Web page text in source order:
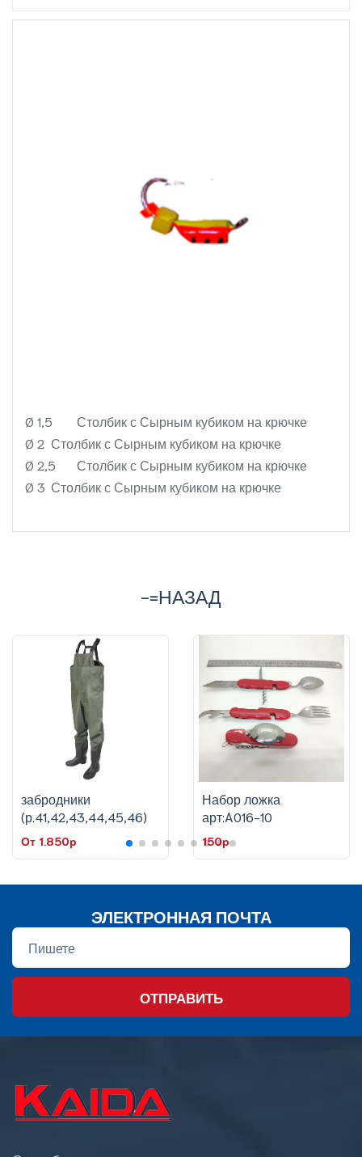
Ø 1,5
Столбик с Сырным кубиком на крючке
Ø 2 Столбик с Сырным кубиком на крючке
Ø 2,5
Столбик с Сырным кубиком на крючке
Ø 3 Столбик с Сырным кубиком на крючке
-=НАЗАД
забродники
(р.41,42,43,44,45,46)
От 1.850p
Набор ложка
арт:A016-10
150p
ЭЛЕКТРОННАЯ ПОЧТА
ОТПРАВИТЬ